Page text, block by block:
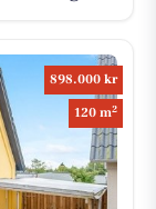
898.000 kr
120 m2